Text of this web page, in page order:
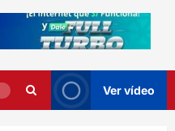
Ver vídeo